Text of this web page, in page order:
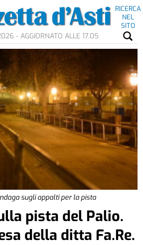
RICERCA
NEL
SITO
- AGGIORNATO ALLE 17.05
sugli appalti per la pista
pista del Palio.
della ditta Fa.Re.